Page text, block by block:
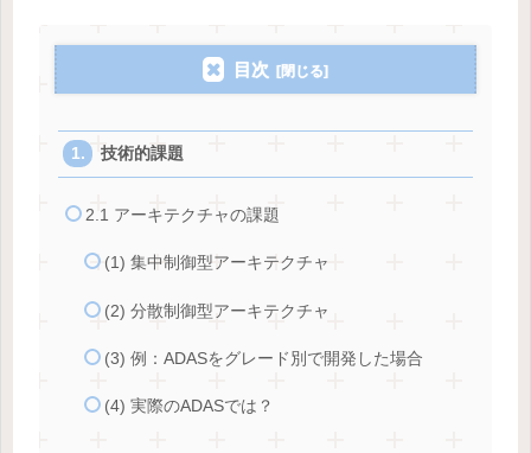
目次
技術的課題
2.1 アーキテクチャの課題
(1) 集中制御型アーキテクチャ
(2) 分散制御型アーキテクチャ
(3) 例：ADASをグレード別で開発した場合
(4) 実際のADASでは？